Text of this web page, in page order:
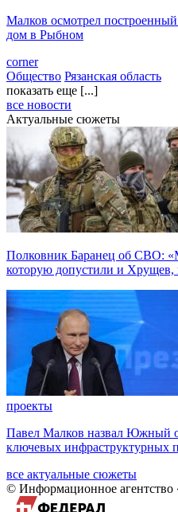
Малков осмотрел
дом в Рыбном
corner
Общество Рязанская область
показать еще [...]
все новости
Актуальные сюжеты
Полковник Баранец об СВО:
которую допустили и
проекты
Павел Малков назвал Южный
ключевых инфраструктурных
все актуальные сюжеты
© Информационное агентство